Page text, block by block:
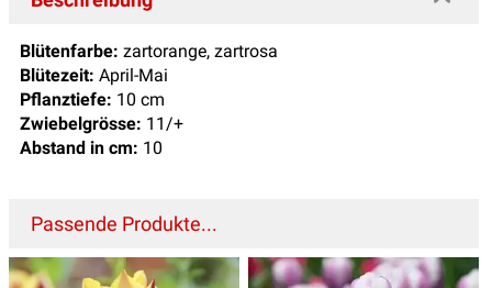
Blütenfarbe: zartorange, zartrosa
Blütezeit: April-Mai
Pflanztiefe: 10 cm
Zwiebelgrösse: 11/+
Abstand in cm: 10
Passende Produkte...